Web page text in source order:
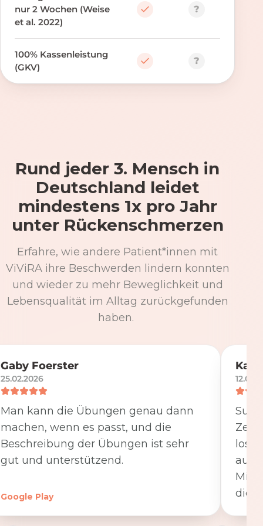
nur 2 Wochen (Weise
et al. 2022)
?
100% Kassenleistung
(GKV)
?
Rund jeder 3. Mensch in
Deutschland leidet
mindestens 1x pro Jahr
unter Rückenschmerzen
Erfahre, wie andere Patient*innen mit
ViViRA ihre Beschwerden lindern konnten
und wieder zu mehr Beweglichkeit und
Lebensqualität im Alltag zurückgefunden
haben.
Gaby Foerster
25.02.2026
Man kann die Übungen genau dann
machen, wenn es passt, und die
Beschreibung der Übungen ist sehr
gut und unterstützend.
Google Play
Zeit
die